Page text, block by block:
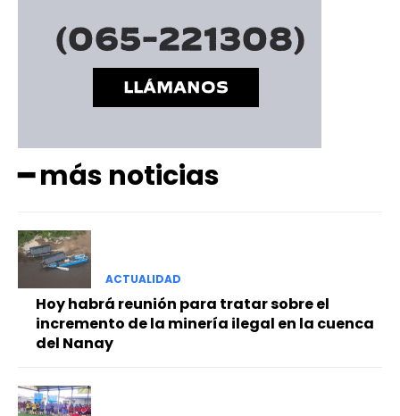
━ más noticias
ACTUALIDAD
Hoy habrá reunión para tratar sobre el
incremento de la minería ilegal en la cuenca
del Nanay